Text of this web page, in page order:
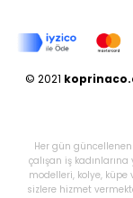
© 2021
Her gün
çalışan iş
modelleri, kolye,
sizlere hizmet